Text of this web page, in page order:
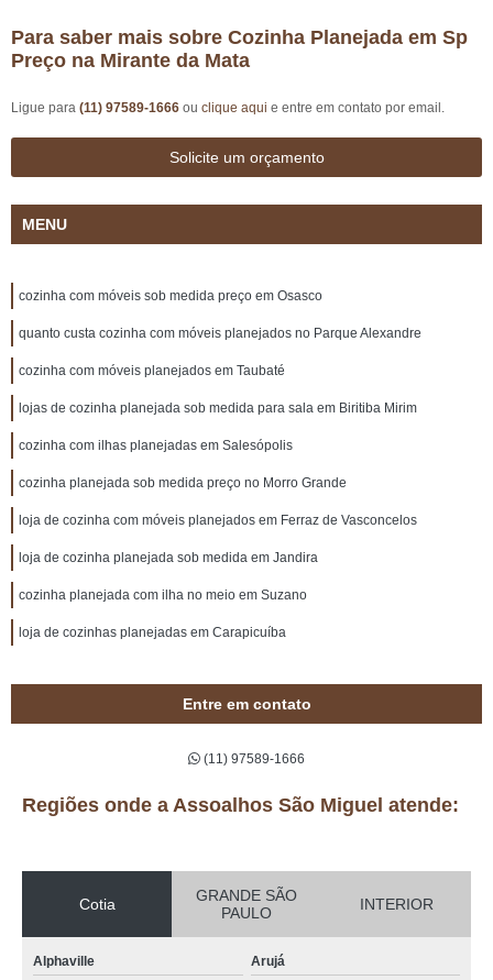
Para saber mais sobre Cozinha Planejada em Sp
Preço na Mirante da Mata
Ligue para (11) 97589-1666 ou clique aqui e entre em contato por email.
Solicite um orçamento
MENU
cozinha com móveis sob medida preço em Osasco
quanto custa cozinha com móveis planejados no Parque Alexandre
cozinha com móveis planejados em Taubaté
lojas de cozinha planejada sob medida para sala em Biritiba Mirim
cozinha com ilhas planejadas em Salesópolis
cozinha planejada sob medida preço no Morro Grande
loja de cozinha com móveis planejados em Ferraz de Vasconcelos
loja de cozinha planejada sob medida em Jandira
cozinha planejada com ilha no meio em Suzano
loja de cozinhas planejadas em Carapicuíba
Entre em contato
(11) 97589-1666
Regiões onde a Assoalhos São Miguel atende:
Cotia
GRANDE SÃO
PAULO
INTERIOR
Alphaville Arujá